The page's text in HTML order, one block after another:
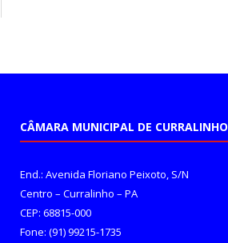
CÂMARA MUNICIPAL DE CURRALINHO
End.: Avenida Floriano Peixoto, S/N
Centro – Curralinho – PA
CEP: 68815-000
Fone: (91) 99215-1735